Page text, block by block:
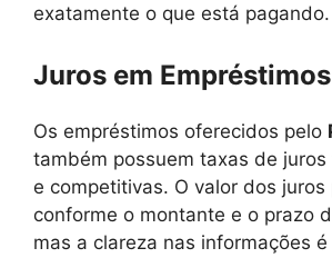
exatamente o que está pagando.
Juros em Empréstimos
Os empréstimos oferecidos pelo
também possuem taxas de
e competitivas. O valor dos juros
conforme o montante e o prazo
mas a clareza nas informações